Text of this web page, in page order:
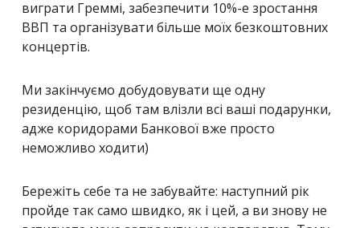
виграти Греммі, забезпечити 10%-е зростання
ВВП та організувати більше моїх безкоштовних
концертів.
Ми закінчуємо добудовувати ще одну
резиденцію, щоб там влізли всі ваші подарунки,
адже коридорами Банкової вже просто
неможливо ходити)
Бережіть себе та не забувайте: наступний рік
пройде так само швидко, як і цей, а ви знову не